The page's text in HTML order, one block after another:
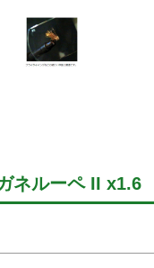
ネルーペ II x1.6